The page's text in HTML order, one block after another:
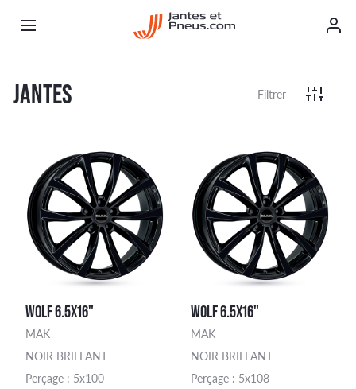
JANTES Filtrer
WOLF 6.5X16"
MAK
NOIR BRILLANT
Perçage : 5x100
WOLF 6.5X16"
MAK
NOIR BRILLANT
Perçage : 5x108